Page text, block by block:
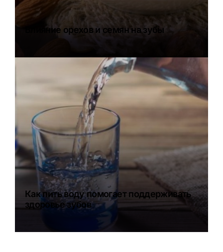
Влияние орехов и семян на зубы
Как пить воду помогает поддерживать
здоровье зубов